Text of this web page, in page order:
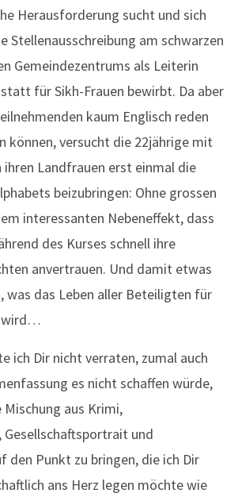
Herausforderung sucht und sich
Stellenausschreibung am schwarzen
Gemeindezentrums als Leiterin
für Sikh-Frauen bewirbt. Da aber
kaum Englisch reden
können, versucht die 22jährige mit
ihren Landfrauen erst einmal die
beizubringen: Ohne grossen
interessanten Nebeneffekt, dass
des Kurses schnell ihre
anvertrauen. Und damit etwas
was das Leben aller Beteiligten für
wird…
ich Dir nicht verraten, zumal auch
es nicht schaffen würde,
aus Krimi,
Gesellschaftsportrait und
den Punkt zu bringen, die ich Dir
ans Herz legen möchte wie